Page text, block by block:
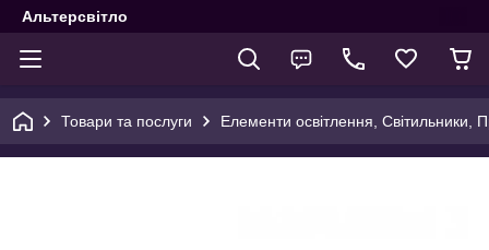
Альтерсвітло
Товари та послуги Елементи освітлення, Світильники,